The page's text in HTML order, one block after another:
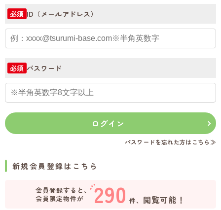
必須 ID（メールアドレス）
必須 パスワード
ログイン
パスワードを忘れた方はこちら≫
新規会員登録はこちら
会員登録すると、
会員限定物件が
290 件、 閲覧可能！